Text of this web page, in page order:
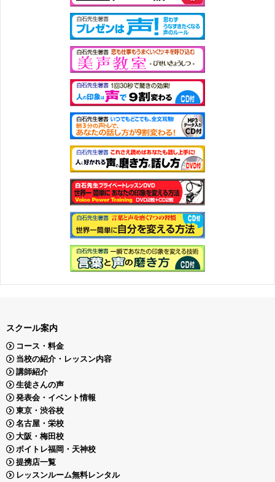
スクール案内
コース・料金
当校の紹介・レッスン内容
講師紹介
生徒さんの声
発表会・イベント情報
東京・渋谷校
名古屋・栄校
大阪・梅田校
ボイトレ福岡・天神校
提携店一覧
レッスンルーム無料レンタル